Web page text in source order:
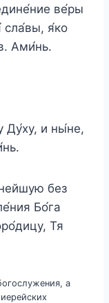
ве́ры
сла́вы, я́ко
Ами́нь.
Ду́ху, и ны́не,
без
Бо́га
Тя
а